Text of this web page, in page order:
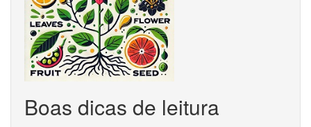
Boas dicas de leitura